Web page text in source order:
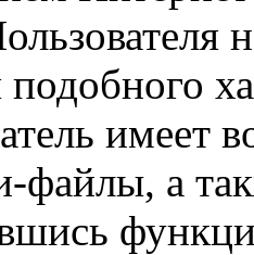
имеет
файлы, а